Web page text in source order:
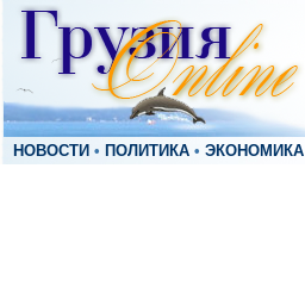
НОВОСТИ • ПОЛИТИКА • ЭКОНОМИКА